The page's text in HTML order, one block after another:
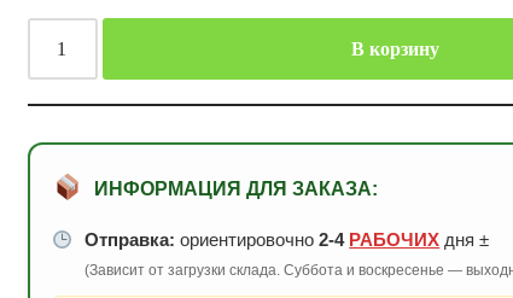
В корзину
ИНФОРМАЦИЯ ДЛЯ ЗАКАЗА:
Отправка: ориентировочно2-4 РАБОЧИХ дня ±
(Зависит от загрузки склада. Суббота и воскресенье —